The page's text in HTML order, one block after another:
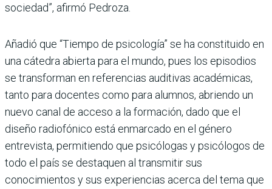
sociedad”, afirmó Pedroza.
Añadió que “Tiempo de psi­cología” se ha constituido en
una cátedra abierta para el mundo, pues los episodios
se transforman en referencias auditivas académicas,
tanto para docentes como para alumnos, abriendo un
nuevo canal de acceso a la forma­ción, dado que el
diseño radiofónico está enmarcado en el género
entrevista, per­mitiendo que psicólogas y psicólogos de
todo el país se destaquen al transmitir sus
conocimientos y sus expe­riencias acerca del tema que